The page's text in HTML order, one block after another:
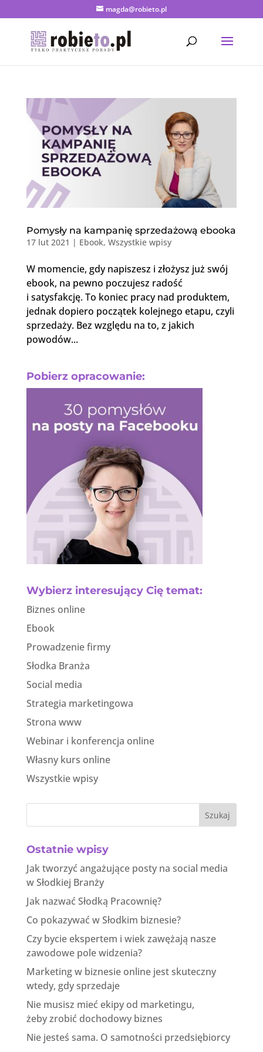
magda@robieto.pl
Pomysły na kampanię sprzedażową ebooka
17 lut 2021 | Ebook, Wszystkie wpisy
W momencie, gdy napiszesz i złożysz już swój
ebook, na pewno poczujesz radość
i satysfakcję. To koniec pracy nad produktem,
jednak dopiero początek kolejnego etapu, czyli
sprzedaży. Bez względu na to, z jakich
powodów...
Pobierz opracowanie:
Wybierz interesujący Cię temat:
Biznes online
Ebook
Prowadzenie firmy
Słodka Branża
Social media
Strategia marketingowa
Strona www
Webinar i konferencja online
Własny kurs online
Wszystkie wpisy
Szukaj
Ostatnie wpisy
Jak tworzyć angażujące posty na social media
w Słodkiej Branży
Jak nazwać Słodką Pracownię?
Co pokazywać w Słodkim biznesie?
Czy bycie ekspertem i wiek zawężają nasze
zawodowe pole widzenia?
Marketing w biznesie online jest skuteczny
wtedy, gdy sprzedaje
Nie musisz mieć ekipy od marketingu,
żeby zrobić dochodowy biznes
Nie jesteś sama. O samotności przedsiębiorcy